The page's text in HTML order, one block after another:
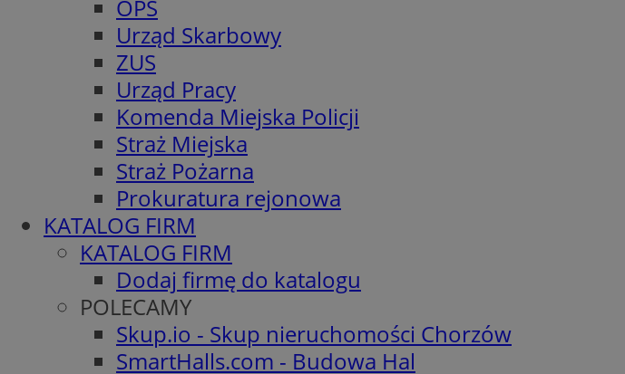
OPS
Urząd Skarbowy
ZUS
Urząd Pracy
Komenda Miejska Policji
Straż Miejska
Straż Pożarna
Prokuratura rejonowa
KATALOG FIRM
KATALOG FIRM
Dodaj firmę do katalogu
POLECAMY
Skup.io - Skup nieruchomości Chorzów
SmartHalls.com - Budowa Hal